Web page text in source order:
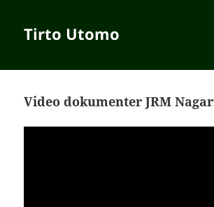
Tirto Utomo
Video dokumenter JRM